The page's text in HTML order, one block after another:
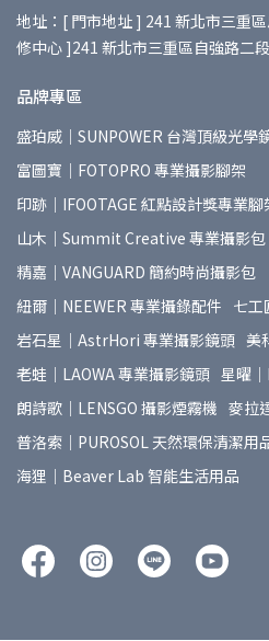
地址：[ 門市地址 ] 241 新北市三
修中心 ]241 新北市三重區自強路二
品牌專區
盛珀威｜SUNPOWER 台灣頂級光學
富圖寶｜FOTOPRO 專業攝影腳架
印跡｜IFOOTAGE 紅點設計獎專業腳
山木｜Summit Creative 專業攝影包
精嘉｜VANGUARD 簡約時尚攝影包
紐爾｜NEEWER 專業攝錄配件 七
岩石星｜AstrHori 專業攝影鏡頭 美
老蛙｜LAOWA 專業攝影鏡頭 星曜
朗詩歌｜LENSGO 攝影煙霧機 麥拉
普洛索｜PUROSOL 天然環保清潔用
海狸｜Beaver Lab 智能生活用品